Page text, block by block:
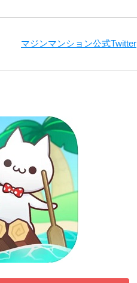
マジンマンション公式Twitter